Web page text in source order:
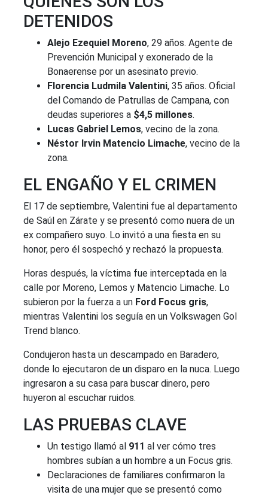
DETENIDOS
Alejo Ezequiel Moreno, 29 años. Agente de
Prevención Municipal y exonerado de la
Bonaerense por un asesinato previo.
Florencia Ludmila Valentini, 35 años. Oficial
del Comando de Patrullas de Campana, con
deudas superiores a $4,5 millones.
Lucas Gabriel Lemos, vecino de la zona.
Néstor Irvin Matencio Limache, vecino de la
zona.
EL ENGAÑO Y EL CRIMEN
El 17 de septiembre, Valentini fue al departamento
de Saúl en Zárate y se presentó como nuera de un
ex compañero suyo. Lo invitó a una fiesta en su
honor, pero él sospechó y rechazó la propuesta.
Horas después, la víctima fue interceptada en la
calle por Moreno, Lemos y Matencio Limache. Lo
subieron por la fuerza a un Ford Focus gris,
mientras Valentini los seguía en un Volkswagen Gol
Trend blanco.
Condujeron hasta un descampado en Baradero,
donde lo ejecutaron de un disparo en la nuca. Luego
ingresaron a su casa para buscar dinero, pero
huyeron al escuchar ruidos.
LAS PRUEBAS CLAVE
Un testigo llamó al 911 al ver cómo tres
hombres subían a un hombre a un Focus gris.
Declaraciones de familiares confirmaron la
visita de una mujer que se presentó como